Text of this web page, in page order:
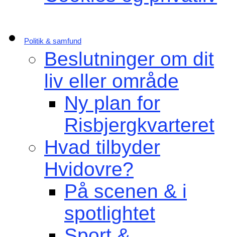
Politik & samfund
Beslutninger om dit
liv eller område
Ny plan for
Risbjergkvarteret
Hvad tilbyder
Hvidovre?
På scenen & i
spotlightet